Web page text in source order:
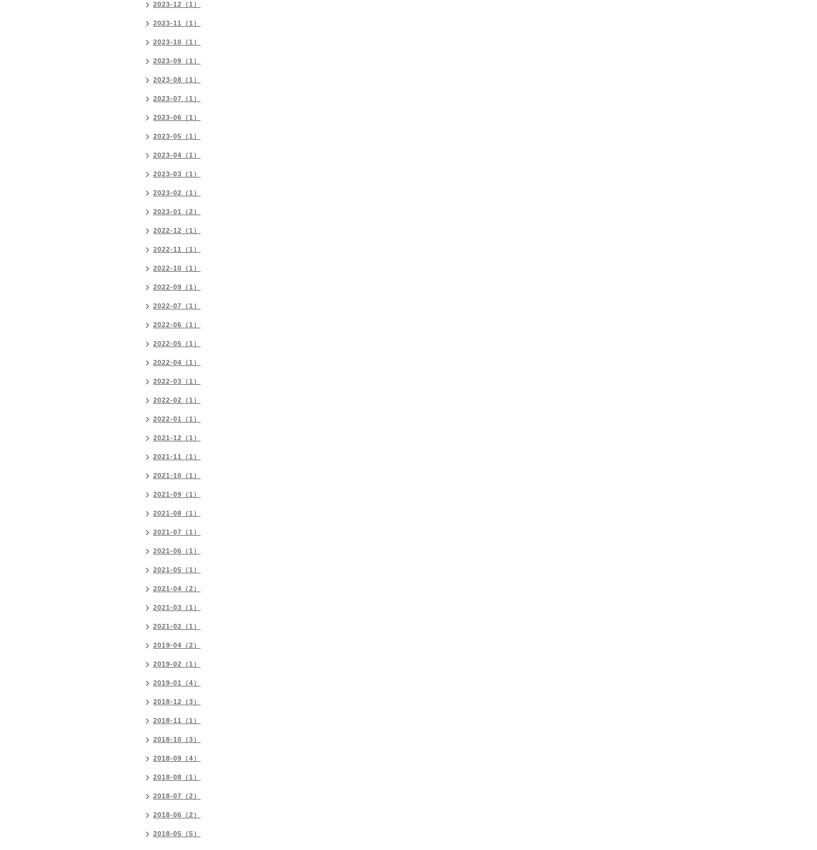
2023-12（1）
2023-11（1）
2023-10（1）
2023-09（1）
2023-08（1）
2023-07（1）
2023-06（1）
2023-05（1）
2023-04（1）
2023-03（1）
2023-02（1）
2023-01（2）
2022-12（1）
2022-11（1）
2022-10（1）
2022-09（1）
2022-07（1）
2022-06（1）
2022-05（1）
2022-04（1）
2022-03（1）
2022-02（1）
2022-01（1）
2021-12（1）
2021-11（1）
2021-10（1）
2021-09（1）
2021-08（1）
2021-07（1）
2021-06（1）
2021-05（1）
2021-04（2）
2021-03（1）
2021-02（1）
2019-04（2）
2019-02（1）
2019-01（4）
2018-12（3）
2018-11（1）
2018-10（3）
2018-09（4）
2018-08（1）
2018-07（2）
2018-06（2）
2018-05（5）